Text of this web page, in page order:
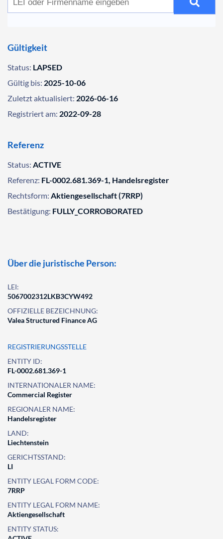
Gültigkeit
Status: LAPSED
Gültig bis: 2025-10-06
Zuletzt aktualisiert: 2026-06-16
Registriert am: 2022-09-28
Referenz
Status: ACTIVE
Referenz: FL-0002.681.369-1, Handelsregister
Rechtsform: Aktiengesellschaft (7RRP)
Bestätigung: FULLY_CORROBORATED
Über die juristische Person:
LEI:
5067002312LKB3CYW492
OFFIZIELLE BEZEICHNUNG:
Valea Structured Finance AG
REGISTRIERUNGSSTELLE
ENTITY ID:
FL-0002.681.369-1
INTERNATIONALER NAME:
Commercial Register
REGIONALER NAME:
Handelsregister
LAND:
Liechtenstein
GERICHTSSTAND:
LI
ENTITY LEGAL FORM CODE:
7RRP
ENTITY LEGAL FORM NAME:
Aktiengesellschaft
ENTITY STATUS: